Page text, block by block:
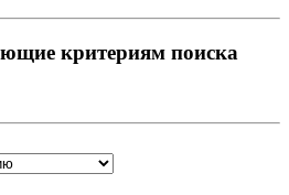
критериям поиска